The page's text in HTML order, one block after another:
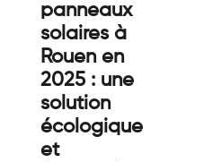
panneaux
solaires à
Rouen en
2025 : une
solution
écologique
et